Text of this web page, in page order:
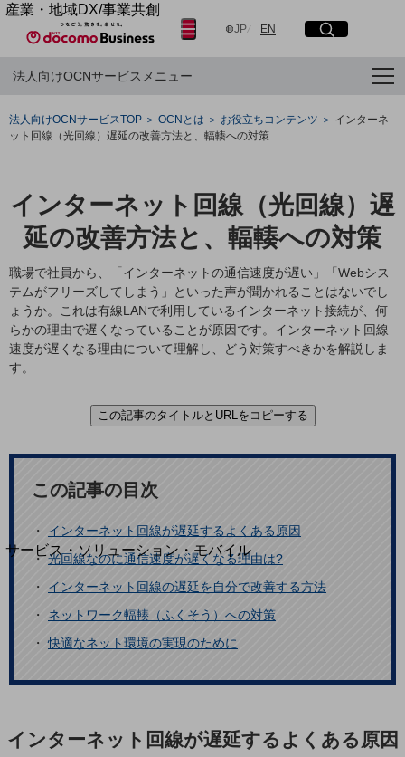
産業・地域DX/事業共創
OPEN HUB for Plural Futures
「社会可能性」を探究・実装する事業共創エコシステムです。
イベント/ウェビナー
記事コンテンツ
プレイヤー(カタリスト/パートナー企業)
産業・地域DXプラットフォーマーとして
企業と地域が持続成長する社会を目指します
Smart City
Smart Education
Smart Healthcare
Smart Industry
Smart Mobility
Smart Worksite
生成AI(Generative AI)
地域の取り組み
地域経済のさらなる活性化に取り組みます
自治体・地域社会との共創
別ウィンドウで開きます
サービス・ソリューション・モバイル
サービス・ソリューションTOP
サービス・ソリューションをご紹介
カテゴリーで探す
JP日本語
ENEnglish
サイト内検索
メニュー
フリーワードでNTTドコモビジネスの
取り組みを検索
法人向けOCNサービスメニュー
法人向けOCNサービスTOP OCNとは お役立ちコンテンツ
インターネ
ット回線（光回線）遅延の改善方法と、輻輳への対策
インターネット回線（光回線）遅
延の改善方法と、輻輳への対策
職場で社員から、「インターネットの通信速度が遅い」「Webシス
テムがフリーズしてしまう」といった声が聞かれることはないでし
ょうか。これは有線LANで利用しているインターネット接続が、何
らかの理由で遅くなっていることが原因です。インターネット回線
速度が遅くなる理由について理解し、どう対策すべきかを解説しま
す。
この記事のタイトルとURLをコピーする
この記事の目次
・ インターネット回線が遅延するよくある原因
・光回線なのに通信速度が遅くなる理由は?
・ インターネット回線の遅延を自分で改善する方法
・ ネットワーク輻輳（ふくそう）への対策
・快適なネット環境の実現のために
インターネット回線が遅延するよくある原因